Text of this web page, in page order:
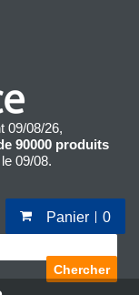
09/08/26,
90000 produits
09/08.
Panier 0
Chercher